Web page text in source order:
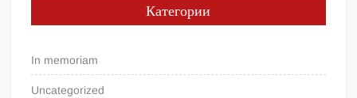
Категории
In memoriam
Uncategorized